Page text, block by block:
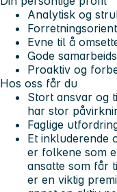
Analytisk og
Evne til å
Gode
Proaktiv og
Hos oss får du
Stort ansvar og
har stor
Faglige
Et inkluderende
er folkene som
ansatte som får
er en viktig